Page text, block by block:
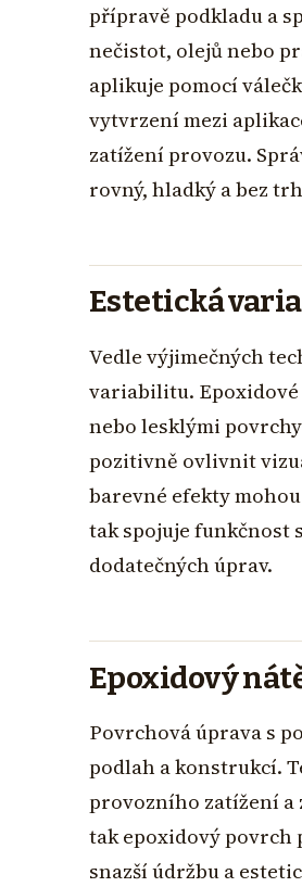
přípravě podkladu a
nečistot, olejů nebo
aplikuje pomocí
vytvrzení mezi
zatížení provozu.
rovný, hladký a bez
Estetická
Vedle výjimečných
variabilitu.
nebo lesklými
pozitivně ovlivnit
barevné efekty
tak spojuje funkčnost
dodatečných úprav.
Epoxidový
Povrchová úprava s
podlah a konstrukcí.
provozního zatížení
tak epoxidový povrch
snazší údržbu a